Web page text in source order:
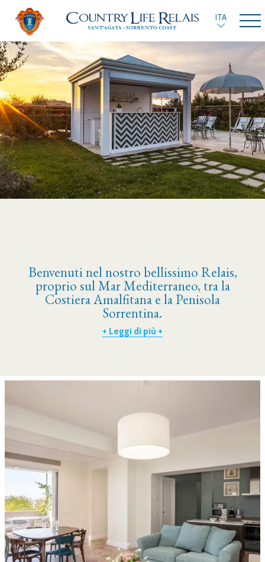
ITA
Benvenuti nel nostro bellissimo Relais,
proprio sul Mar Mediterraneo, tra la
Costiera Amalfitana e la Penisola
Sorrentina.
+ Leggi di più +